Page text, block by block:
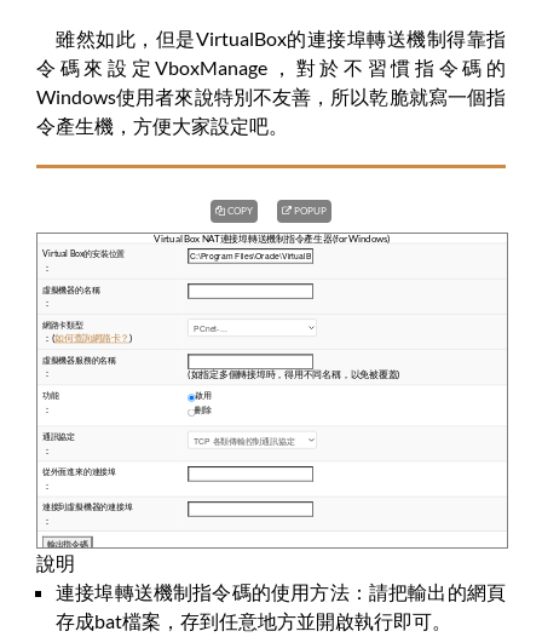
雖然如此，但是VirtualBox的連接埠轉送機制得靠指
令碼來設定VboxManage，對於不習慣指令碼的
Windows使用者來說特別不友善，所以乾脆就寫一個指
令產生機，方便大家設定吧。
COPY POPUP
說明
連接埠轉送機制指令碼的使用方法：請把輸出的網頁
存成bat檔案，存到任意地方並開啟執行即可。